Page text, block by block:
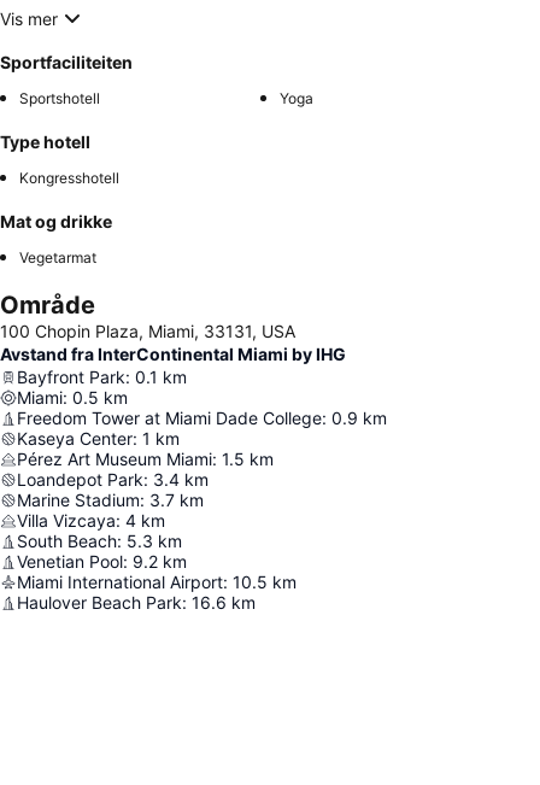
Vis mer
Sportfaciliteiten
Sportshotell Yoga
Type hotell
Kongresshotell
Mat og drikke
Vegetarmat
Område
100 Chopin Plaza, Miami, 33131, USA
Avstand fra InterContinental Miami by IHG
Bayfront Park: 0.1 km
Miami: 0.5 km
Freedom Tower at Miami Dade College: 0.9 km
Kaseya Center: 1 km
Pérez Art Museum Miami: 1.5 km
Loandepot Park: 3.4 km
Marine Stadium: 3.7 km
Villa Vizcaya: 4 km
South Beach: 5.3 km
Venetian Pool: 9.2 km
Miami International Airport: 10.5 km
Haulover Beach Park: 16.6 km